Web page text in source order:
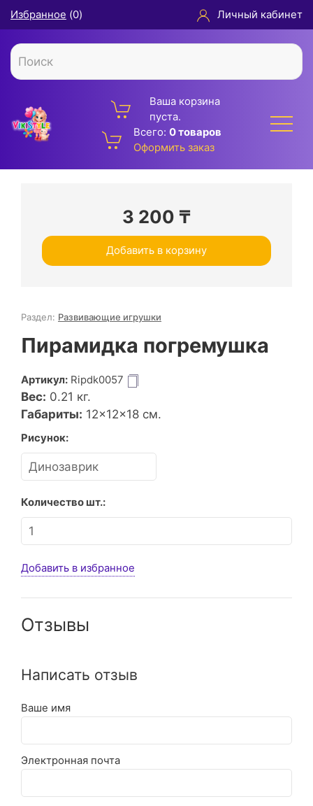
Избранное (0) Личный кабинет
Ваша корзина
пуста.
Всего: 0 товаров
Оформить заказ
3 200 ₸
Добавить в корзину
Раздел: Развивающие игрушки
Пирамидка погремушка
Артикул: Ripdk0057
Вес: 0.21 кг.
Габариты: 12×12×18 см.
Рисунок:
Количество шт.:
Добавить в избранное
Отзывы
Написать отзыв
Ваше имя
Электронная почта